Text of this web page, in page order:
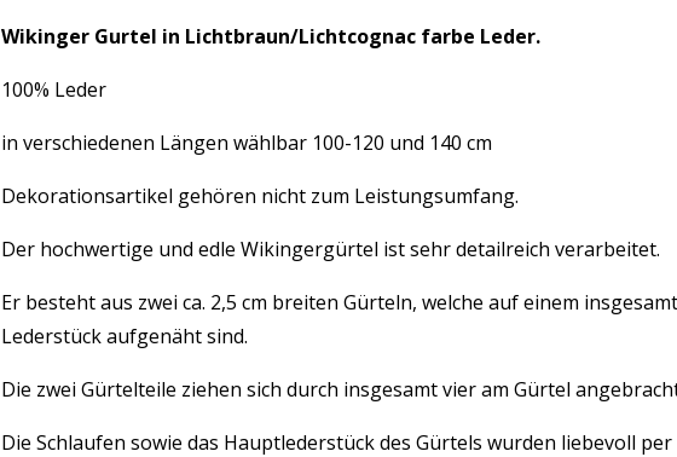
Wikinger Gurtel in Lichtbraun/Lichtcognac farbe Leder.
100% Leder
in verschiedenen Längen wählbar 100-120 und 140 cm
Dekorationsartikel gehören nicht zum Leistungsumfang.
Der hochwertige und edle Wikingergürtel ist sehr detailreich verarbeitet.
Er besteht aus zwei ca. 2,5 cm breiten Gürteln, welche auf einem
Lederstück aufgenäht sind.
Die zwei Gürtelteile ziehen sich durch insgesamt vier am Gürtel
Die Schlaufen sowie das Hauptlederstück des Gürtels wurden liebevoll